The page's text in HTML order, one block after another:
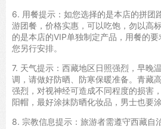
6. 用餐提示：如您选择的是本店的拼团
游团餐，价格实惠，可以吃饱，勿以高
的是本店的VIP单独制定产品，用餐的
您另行安排。
7. 天气提示：西藏地区日照强烈，早晚
调，请做好防晒、防寒保暖准备。青藏
强烈，对视神经可造成不同程度的损害
阳帽，最好涂抹防晒化妆品，男士也要涂
8. 宗教信息提示：旅游者需遵守西藏自